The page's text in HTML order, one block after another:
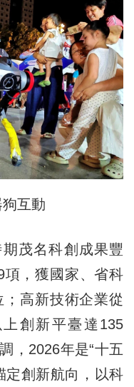
互動
茂名科創成果豐
項，獲國家、省科
高新技術企業從
創新平臺達135
，2026年是“十五
定創新航向，以科